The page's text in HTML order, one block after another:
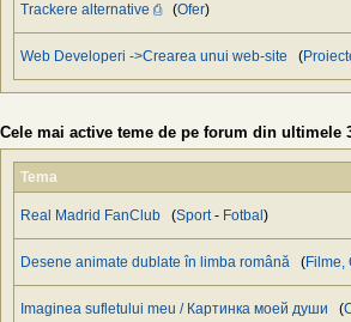
Trackere alternative ⎙(Ofer)
Web Developeri ->Crearea unui web-site (
Cele mai active teme de pe forum din ultimele
Tema
Real Madrid FanClub (Sport- Fotbal )
Desene animate dublate în limba română (Filme,
Imaginea sufletului meu / Картинка моей души (